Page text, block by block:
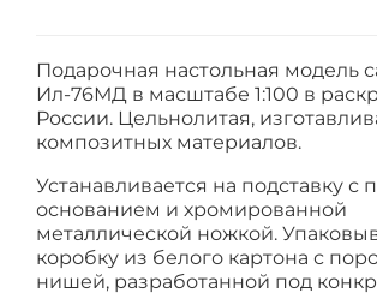
Подарочная настольная модель
Ил-76МД в масштабе 1:100 в
России. Цельнолитая,
композитных материалов.
Устанавливается на подставку с
основанием и хромированной
металлической ножкой.
коробку из белого картона с
нишей, разработанной под